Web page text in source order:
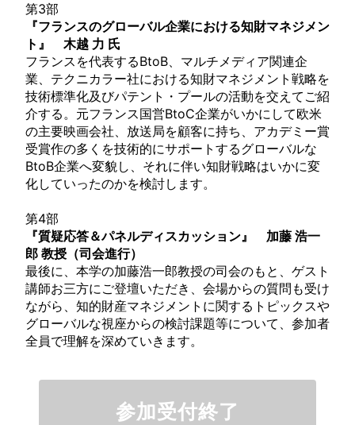
第3部
『フランスのグローバル企業における知財マネジメン
ト』 木越 力 氏
フランスを代表するBtoB、マルチメディア関連企
業、テクニカラー社における知財マネジメント戦略を
技術標準化及びパテント・プールの活動を交えてご紹
介する。元フランス国営BtoC企業がいかにして欧米
の主要映画会社、放送局を顧客に持ち、アカデミー賞
受賞作の多くを技術的にサポートするグローバルな
BtoB企業へ変貌し、それに伴い知財戦略はいかに変
化していったのかを検討します。
第4部
『質疑応答＆パネルディスカッション』 加藤 浩一
郎 教授（司会進行）
最後に、本学の加藤浩一郎教授の司会のもと、ゲスト
講師お三方にご登壇いただき、会場からの質問も受け
ながら、知的財産マネジメントに関するトピックスや
グローバルな視座からの検討課題等について、参加者
全員で理解を深めていきます。
参加受付終了